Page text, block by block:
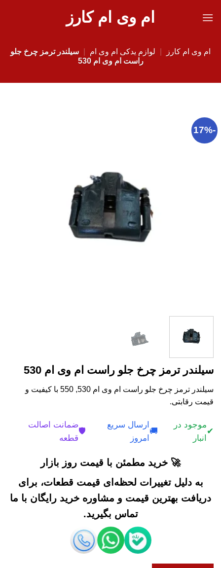
ام وی ام کارز
ام وی ام کارز لوازم یدکی ام وی ام
سیلندر ترمز چرخ جلو
راست ام وی ام 530
-17%
سیلندر ترمز چرخ جلو راست ام وی ام 530
سیلندر ترمز چرخ جلو راست ام وی ام 530, 550 با کیفیت و
قیمت رقابتی.
✔
موجود در
انبار
🚚
ارسال سریع
امروز
🛡️
ضمانت اصالت
قطعه
🚀 خرید مطمئن با قیمت روز بازار
به دلیل تغییرات لحظه‌ای قیمت قطعات، برای
دریافت بهترین قیمت و مشاوره خرید رایگان با ما
تماس بگیرید.